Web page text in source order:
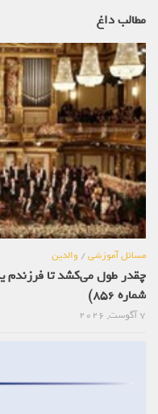
مطالب داغ
مسائل آموزشی/والدین
چقدر طول می‌کشد تا فرزندم
شماره 856)